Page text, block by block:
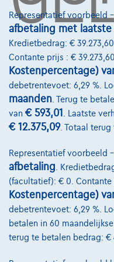
Representatief voorbeeld
afbetaling met laatste
Kredietbedrag: €
Contante prijs : €
Kostenpercentage)
debetrentevoet: 6,29 %.
maanden . Terug te
van € 593,01 . Laatste
€ 12.375,09. Totaal terug
Representatief voorbeeld
afbetaling.
(facultatief): € 0. Contante
Kostenpercentage)
debetrentevoet: 6,29 %.
betalen in 60
terug te betalen bedrag: €
Onze dealers
Onze partners
Onze team
Contact
@2024 TCS Mobility SA/
Algemene Voorwaarden
Bijstandsvoorwaarden
Cookiebeleid